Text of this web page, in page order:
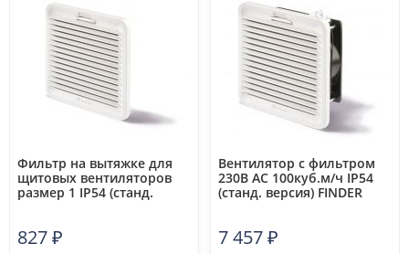
Фильтр на вытяжке для
щитовых вентиляторов
размер 1 IP54 (станд.
827₽
Вентилятор с фильтром
230В AC 100куб.м/ч IP54
(станд. версия) FINDER
7 457₽